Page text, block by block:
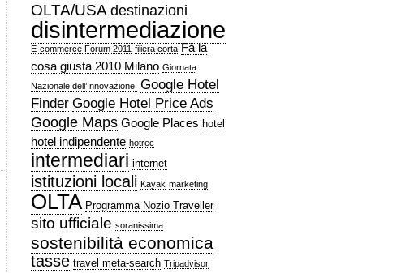
OLTA/USA destinazioni
disintermediazione
E-commerce Forum 2011 filiera corta Fà la
cosa giusta 2010 Milano Giornata
Nazionale dell’Innovazione. Google Hotel
Finder Google Hotel Price Ads
Google Maps Google Places hotel
hotel indipendente hotrec
intermediari internet
istituzioni locali Kayak marketing
OLTA Programma Nozio Traveller
sito ufficiale soranissima
sostenibilità economica
tasse travel meta-search Tripadvisor